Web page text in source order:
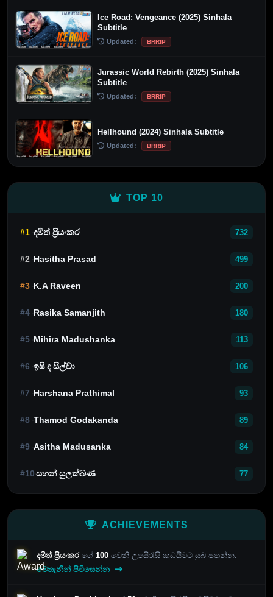
Ice Road: Vengeance (2025) Sinhala
Subtitle
Updated: BRRIP
Jurassic World Rebirth (2025) Sinhala
Subtitle
Updated: BRRIP
Hellhound (2024) Sinhala Subtitle
Updated: BRRIP
TOP 10
#1 දමිත් ප්‍රියංකර 732
#2 Hasitha Prasad 499
#3 K.A Raveen 200
#4 Rasika Samanjith 180
#5 Mihira Madushanka 113
#6 ඉෂි ද සිල්වා 106
#7 Harshana Prathimal 93
#8 Thamod Godakanda 89
#9 Asitha Madusanka 84
#10සහන් සුලක්ඛණ 77
ACHIEVEMENTS
දමිත් ප්‍රියංකර ගේ 100 වෙනි උපසිරැසි කඩයීමට සුබ පතන්න.
මෙතැනින් පිවිසෙන්න